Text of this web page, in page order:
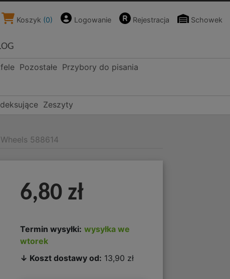
Koszyk (0) Logowanie Rejestracja Schowek
Pozostałe Przybory do pisania
Zeszyty
588614
6,80 zł
Termin wysyłki: wysyłka we
wtorek
↓ Koszt dostawy od: 13,90 zł